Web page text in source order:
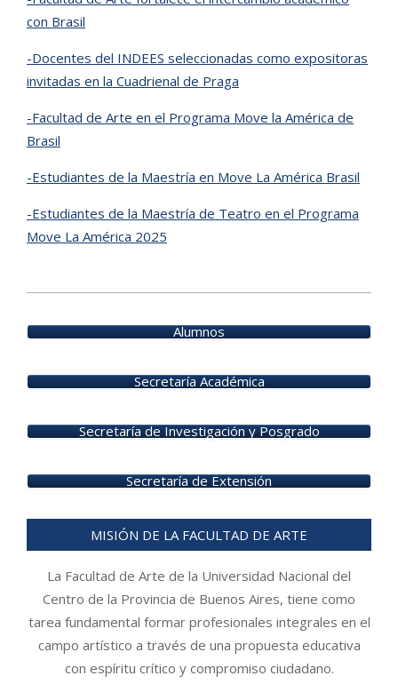
con Brasil
-Docentes del INDEES seleccionadas como expositoras
invitadas en la Cuadrienal de Praga
-Facultad de Arte en el Programa Move la América de
Brasil
-Estudiantes de la Maestría en Move La América Brasil
-Estudiantes de la Maestría de Teatro en el Programa
Move La América 2025
03-
Alumnos
Secretaría Académica
Secretaría de Investigación y Posgrado
Secretaría de Extensión
MISIÓN DE LA FACULTAD DE ARTE
La Facultad de Arte de la Universidad Nacional del
Centro de la Provincia de Buenos Aires, tiene como
tarea fundamental formar profesionales integrales en el
campo artístico a través de una propuesta educativa
con espíritu crítico y compromiso ciudadano.